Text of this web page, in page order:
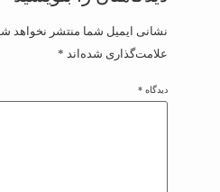
نشانی ایمیل شما منتشر نخواهد شد.
علامت‌گذاری شده‌اند*
دیدگاه*